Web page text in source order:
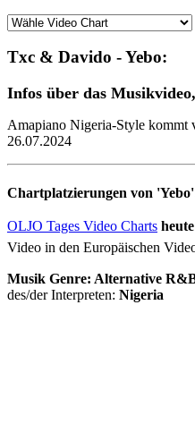
Txc & Davido - Yebo:
Infos über das
Amapiano Nigeria-Style
26.07.2024
Chartplatzierungen von
OLJO Tages Video Charts heute
Video in den Europäischen
Musik Genre: Alternative
des/der Interpreten: Nigeria